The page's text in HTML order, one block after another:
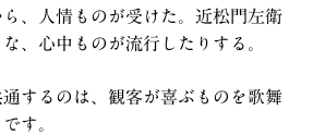
、人情ものが受けた。近松門左衛
、心中ものが流行したりする。
通するのは、観客が喜ぶものを歌舞
す。